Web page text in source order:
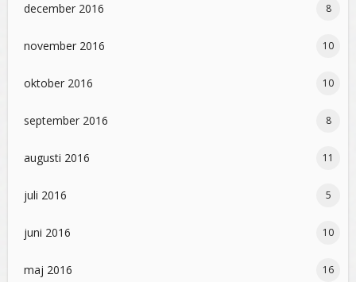
december 2016 8
november 2016 10
oktober 2016 10
september 2016 8
augusti 2016 11
juli 2016 5
juni 2016 10
maj 2016 16